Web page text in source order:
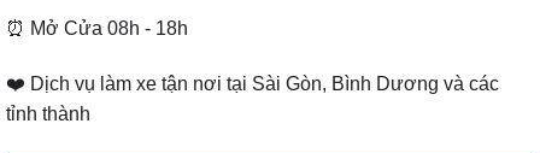
⏰ Mở Cửa 08h - 18h
❤️ Dịch vụ làm xe tận nơi tại Sài Gòn, Bình Dương và các
tỉnh thành